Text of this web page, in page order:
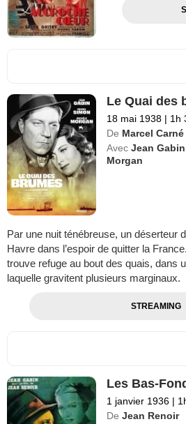
Le Quai des
18 mai 1938 | 1h
De Marcel Carné
Avec Jean Gabin
Morgan
Par une nuit ténébreuse, un déserteur
Havre dans l’espoir de quitter la
trouve refuge au bout des quais, dans
laquelle gravitent plusieurs marginaux.
STREAMING
Les Bas-
1 janvier 1936 |
De Jean Renoir